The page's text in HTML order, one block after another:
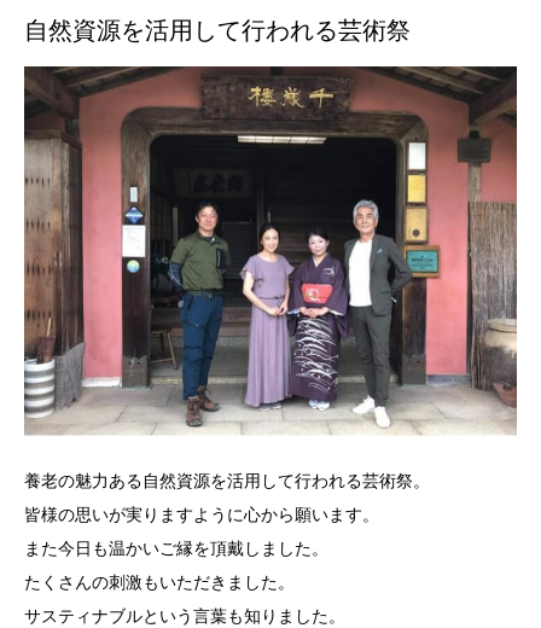
自然資源を活用して行われる芸術祭
養老の魅力ある自然資源を活用して行われる芸術祭。
皆様の思いが実りますように心から願います。
また今日も温かいご縁を頂戴しました。
たくさんの刺激もいただきました。
サスティナブルという言葉も知りました。